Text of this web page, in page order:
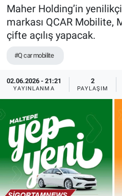
Maher Holding’in
markası QCAR Mobilite,
çifte açılış yapacak.
#Q car mobilite
02.06.2026 - 21:21
YAYINLANMA
2
PAYLAŞIM